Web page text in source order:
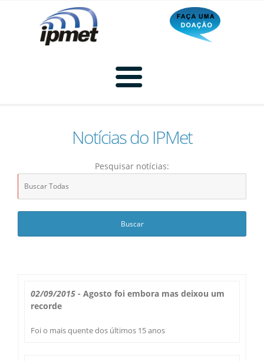
Home
Radar Animado
Radar Cidades
Cadastro
Notícias do IPMet
Pesquisar notícias:
02/09/2015 - Agosto foi embora mas deixou um
recorde
Foi o mais quente dos últimos 15 anos